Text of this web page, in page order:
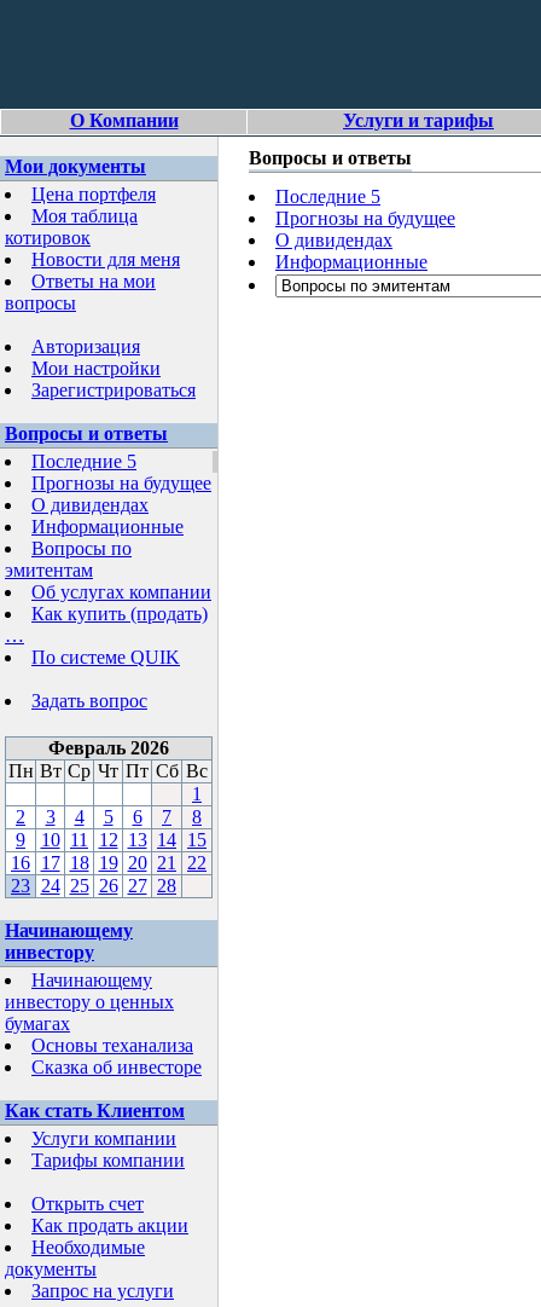
О Компании Услуги и тарифы
Мои документы
Цена портфеля
Моя таблица
котировок
Новости для меня
Ответы на мои
вопросы
Авторизация
Мои настройки
Зарегистрироваться
Вопросы и ответы
Последние 5
Прогнозы на будущее
О дивидендах
Информационные
Вопросы по
эмитентам
Об услугах компании
Как купить (продать)
…
По системе QUIK
Задать вопрос
Февраль 2026
Пн Вт Ср Чт Пт Сб Вс
1
2
3 4 5 6 7
8
9
10 11 12 13 14 15
16 17 18 19 20 21
22
23 24 25 26 27 28
Начинающему
инвестору
Начинающему
инвестору о ценных
бумагах
Основы теханализа
Сказка об инвесторе
Как стать Клиентом
Услуги компании
Тарифы компании
Открыть счет
Как продать акции
Необходимые
документы
Запрос на услуги
Вопросы и ответы
Последние 5
Прогнозы на будущее
О дивидендах
Информационные